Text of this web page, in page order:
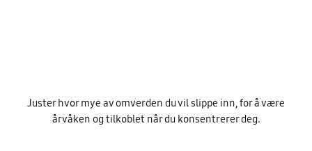
Juster hvor mye av omverden du vil slippe inn, for å være
årvåken og tilkoblet når du konsentrerer deg.